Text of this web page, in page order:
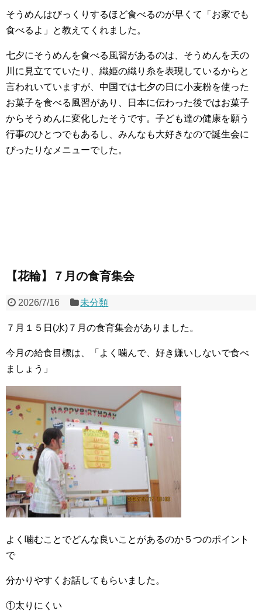
そうめんはびっくりするほど食べるのが早くて「お家でも
食べるよ」と教えてくれました。
七夕にそうめんを食べる風習があるのは、そうめんを天の
川に見立てていたり、織姫の織り糸を表現しているからと
言われいていますが、中国では七夕の日に小麦粉を使った
お菓子を食べる風習があり、日本に伝わった後ではお菓子
からそうめんに変化したそうです。子ども達の健康を願う
行事のひとつでもあるし、みんなも大好きなので誕生会に
ぴったりなメニューでした。
【花輪】７月の食育集会
2026/7/16 未分類
７月１５日(水)７月の食育集会がありました。
今月の給食目標は、「よく噛んで、好き嫌いしないで食べ
ましょう」
よく噛むことでどんな良いことがあるのか５つのポイント
で
分かりやすくお話してもらいました。
①太りにくい